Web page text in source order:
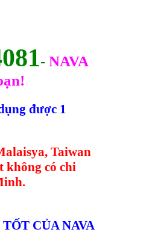
-NAVA
được 1
Taiwan
không có chi
CỦA NAVA